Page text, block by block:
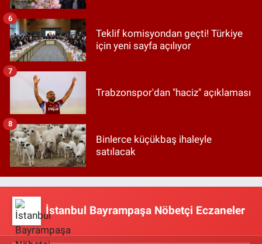
Teklif komisyondan geçti! Türkiye
için yeni sayfa açılıyor
6
Trabzonspor'dan "haciz" açıklaması
7
Binlerce küçükbaş ihaleyle
satılacak
8
İstanbul Bayrampaşa Nöbetçi Eczaneler